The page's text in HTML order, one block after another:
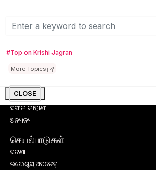
#Top on Krishi Jagran
More Topics
CLOSE
ସ୍ୱାସ୍ଥ୍ୟ ଏବଂ ଜୀବନଶୈଳୀ
କୃଷି ବିଶ୍ବକୋଷ
କୃଷି ଉପକରଣ
କୃଷି ପ୍ରଶିକ୍ଷଣ
ସାକ୍ଷାତକାର
ସଫଳ କାହାଣୀ
ଅନ୍ୟାନ୍ୟ
செயல்பாடுகள்
ଘଟଣା
ଇଭେଣ୍ଟସ୍ ଅପଡେଟ୍ |